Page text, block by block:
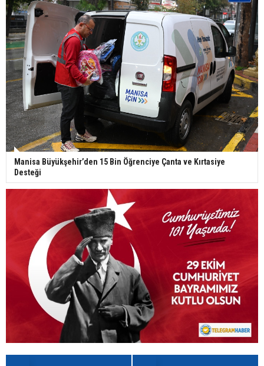
Manisa Büyükşehir’den 15 Bin Öğrenciye Çanta ve Kırtasiye
Desteği